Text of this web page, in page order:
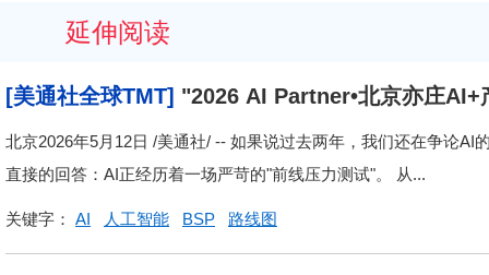
延伸阅读
[美通社全球TMT] "2026 AI Partner•北京亦庄
北京2026年5月12日 /美通社/ -- 如果说过去两年，我们还在争论
直接的回答：AI正经历着一场严苛的"前线压力测试"。 从...
关键字： AI 人工智能 BSP 路线图